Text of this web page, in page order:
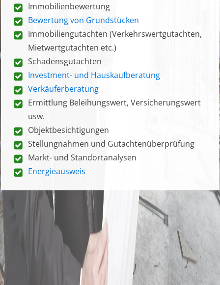
Immobilienbewertung
Bewertung von Grundstücken
Immobiliengutachten (Verkehrswertgutachten,
Mietwertgutachten etc.)
Schadensgutachten
Investment- und Hauskaufberatung
Verkäuferberatung
Ermittlung Beleihungswert, Versicherungswert
usw.
Objektbesichtigungen
Stellungnahmen und Gutachtenüberprüfung
Markt- und Standortanalysen
Energieausweis